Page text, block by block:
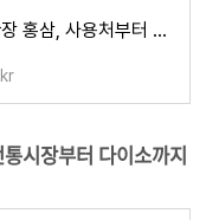
민생지원금으로 정관장 홍삼, 사용처부터 할인 꿀팁 총정리
시장부터 다이소까지